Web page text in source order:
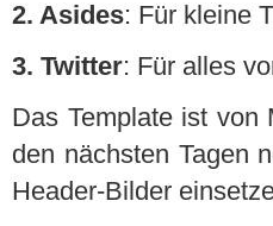
2. Asides: Für kleine
3. Twitter: Für alles
Das Template ist von
den nächsten Tagen
Header-Bilder